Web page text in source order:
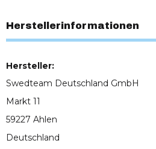
Herstellerinformationen
Hersteller:
Swedteam Deutschland GmbH
Markt 11
59227 Ahlen
Deutschland